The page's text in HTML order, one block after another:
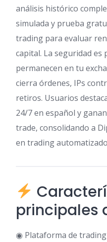
análisis histórico
simulada y prueba
trading para evaluar
capital. La seguridad es
permanecen en tu
cierra órdenes, IPs
retiros. Usuarios
24/7 en español y
trade, consolidando a
en trading
principales
◉ Plataforma de